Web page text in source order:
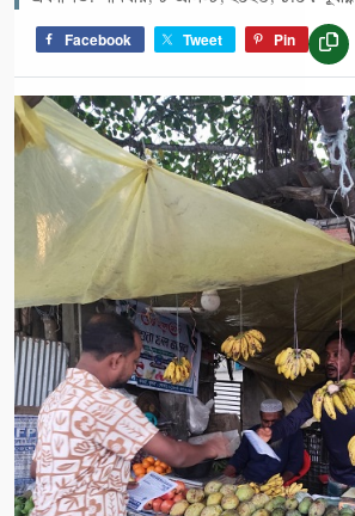
Facebook Tweet Pin